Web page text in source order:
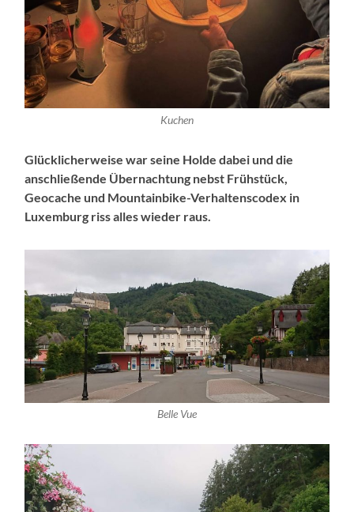
Kuchen
Glücklicherweise war seine Holde dabei und die
anschließende Übernachtung nebst Frühstück,
Geocache und Mountainbike-Verhaltenscodex in
Luxemburg riss alles wieder raus.
Belle Vue